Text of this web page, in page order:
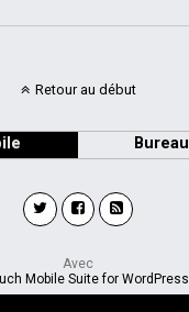
Retour au début
Bureau
Avec
Mobile Suite for WordPress